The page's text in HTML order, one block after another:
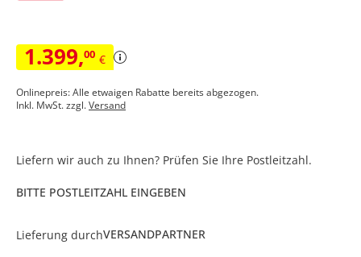
1.399,00 €
Onlinepreis: Alle etwaigen Rabatte bereits abgezogen.
Inkl. MwSt. zzgl.Versand
Liefern wir auch zu Ihnen? Prüfen Sie Ihre Postleitzahl.
BITTE POSTLEITZAHL EINGEBEN
Lieferung durchVERSANDPARTNER